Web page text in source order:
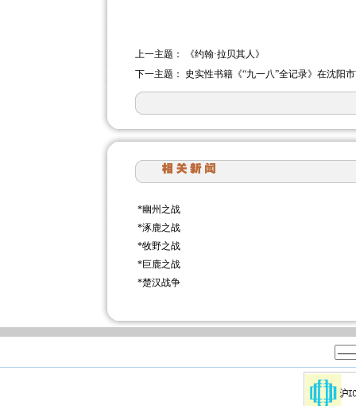
上一主题：
《约翰·拉贝其人》
下一主题： 史实性书籍《“九一八”全记录》在沈阳
*幽州之战
*涿鹿之战
*牧野之战
*巨鹿之战
*楚汉战争